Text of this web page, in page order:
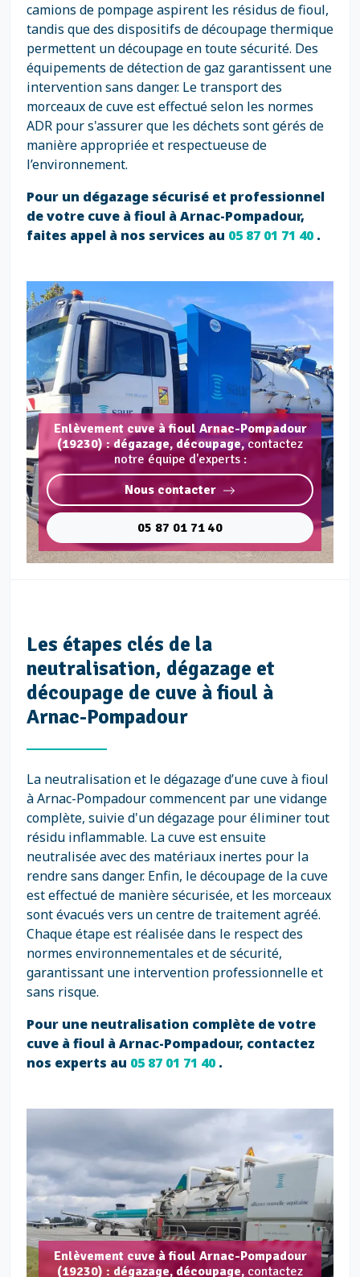
camions de pompage aspirent les résidus de fioul,
tandis que des dispositifs de découpage thermique
permettent un découpage en toute sécurité. Des
équipements de détection de gaz garantissent une
intervention sans danger. Le transport des
morceaux de cuve est effectué selon les normes
ADR pour s'assurer que les déchets sont gérés de
manière appropriée et respectueuse de
l’environnement.
Pour un dégazage sécurisé et professionnel
de votre cuve à fioul à Arnac-Pompadour,
faites appel à nos services au 05 87 01 71 40.
Enlèvement cuve à fioul Arnac-Pompadour
(19230) : dégazage, découpage,contactez
notre équipe d'experts :
Nous contacter
05 87 01 71 40
Les étapes clés de la
neutralisation, dégazage et
découpage de cuve à fioul à
Arnac-Pompadour
La neutralisation et le dégazage d’une cuve à fioul
à Arnac-Pompadour commencent par une vidange
complète, suivie d'un dégazage pour éliminer tout
résidu inflammable. La cuve est ensuite
neutralisée avec des matériaux inertes pour la
rendre sans danger. Enfin, le découpage de la cuve
est effectué de manière sécurisée, et les morceaux
sont évacués vers un centre de traitement agréé.
Chaque étape est réalisée dans le respect des
normes environnementales et de sécurité,
garantissant une intervention professionnelle et
sans risque.
Pour une neutralisation complète de votre
cuve à fioul à Arnac-Pompadour, contactez
nos experts au 05 87 01 71 40.
Enlèvement cuve à fioul Arnac-Pompadour
(19230) : dégazage, découpage, contactez